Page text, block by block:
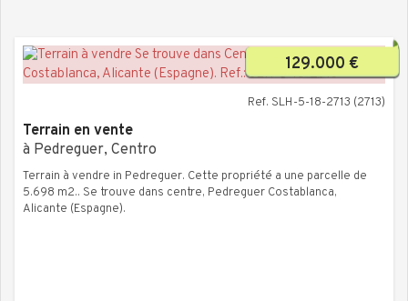
129.000 €
Ref. SLH-5-18-2713 (2713)
Terrain en vente
à Pedreguer, Centro
Terrain à vendre in Pedreguer. Cette propriété a une parcelle de
5.698 m2.. Se trouve dans centre, Pedreguer Costablanca,
Alicante (Espagne).